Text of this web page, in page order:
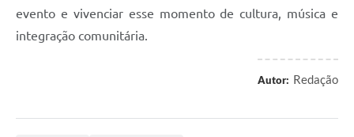
evento e vivenciar esse momento de cultura, música e
integração comunitária.
Autor: Redação